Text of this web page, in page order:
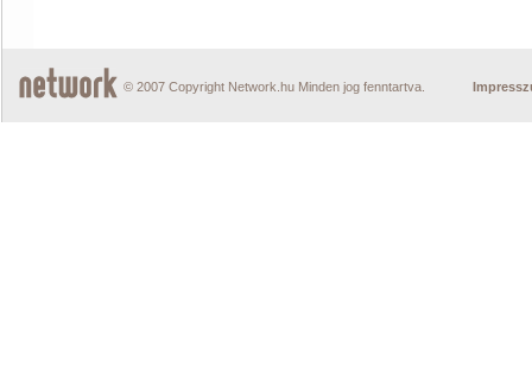
© 2007 Copyright Network.hu Minden jog fenntartva.